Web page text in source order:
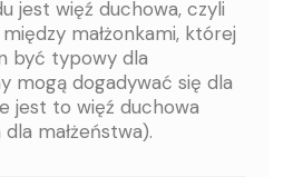
jest więź duchowa, czyli
małżonkami, której
być typowy dla
mogą dogadywać się dla
jest to więź duchowa
małżeństwa).